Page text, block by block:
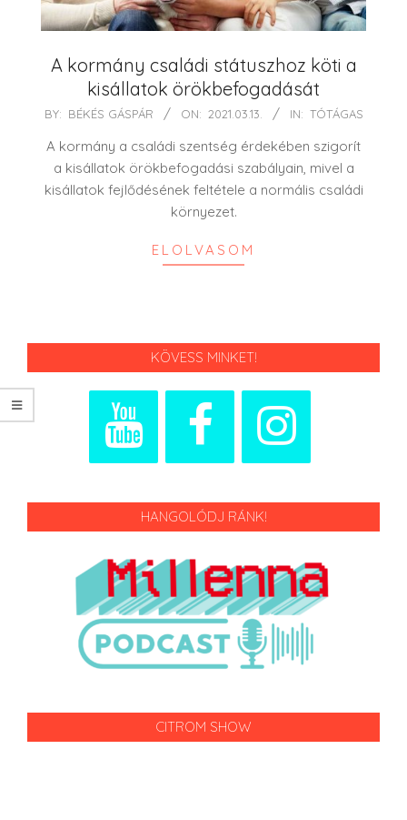
A kormány családi státuszhoz köti a
kisállatok örökbefogadását
2021-
13
BY: BÉKÉS GÁSPÁR ON: 2021.03.13. IN: TÓTÁGAS
A kormány a családi szentség érdekében szigorít
a kisállatok örökbefogadási szabályain, mivel a
kisállatok fejlődésének feltétele a normális családi
környezet.
ELOLVASOM
KÖVESS MINKET!
HANGOLÓDJ RÁNK!
CITROM SHOW